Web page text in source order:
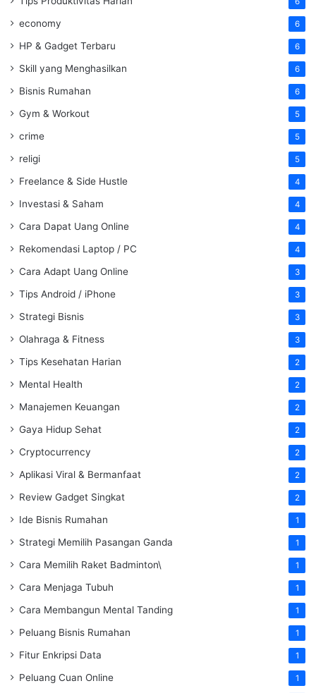
economy 6
HP & Gadget Terbaru 6
Skill yang Menghasilkan 6
Bisnis Rumahan 6
Gym & Workout 5
crime 5
religi 5
Freelance & Side Hustle 4
Investasi & Saham 4
Cara Dapat Uang Online 4
Rekomendasi Laptop / PC 4
Cara Adapt Uang Online 3
Tips Android / iPhone 3
Strategi Bisnis 3
Olahraga & Fitness 3
Tips Kesehatan Harian 2
Mental Health 2
Manajemen Keuangan 2
Gaya Hidup Sehat 2
Cryptocurrency 2
Aplikasi Viral & Bermanfaat 2
Review Gadget Singkat 2
Ide Bisnis Rumahan 1
Strategi Memilih Pasangan Ganda 1
Cara Memilih Raket Badminton\ 1
Cara Menjaga Tubuh 1
Cara Membangun Mental Tanding 1
Peluang Bisnis Rumahan 1
Fitur Enkripsi Data 1
Peluang Cuan Online 1